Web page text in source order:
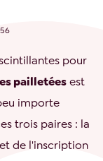
pour
pailletéesest
importe
trois paires : la
de l'inscription